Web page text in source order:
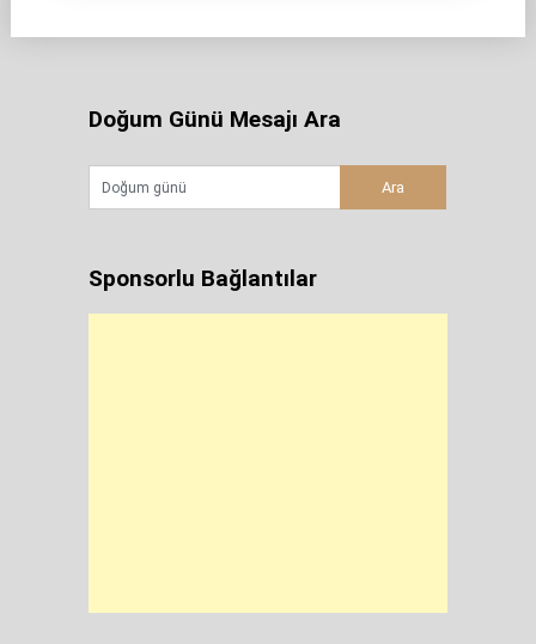
Doğum Günü Mesajı Ara
Sponsorlu Bağlantılar